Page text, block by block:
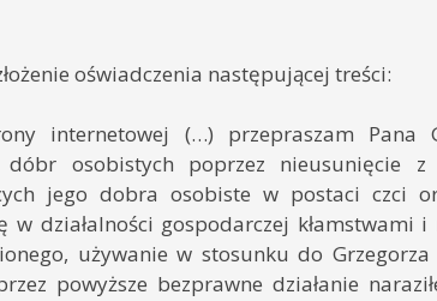
oświadczenia następującej treści:
internetowej (…) przepraszam Pana
osobistych poprzez nieusunięcie z
jego dobra osobiste w postaci czci
w działalności gospodarczej kłamstwami
używanie w stosunku do Grzegorza
powyższe bezprawne działanie